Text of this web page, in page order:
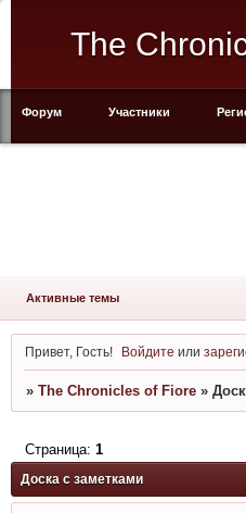
The
Форум Участники
Активные темы
Привет, Гость! Войдите или
» The Chronicles of Fiore »
Доска с заметками
Страница: 1